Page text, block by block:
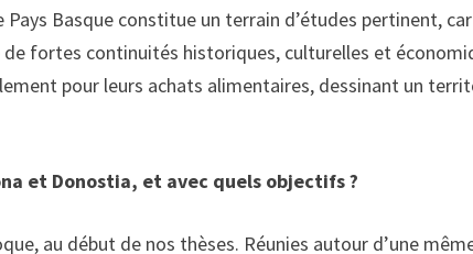
Basque constitue un terrain d’études pertinent,
fortes continuités historiques, culturelles et
pour leurs achats alimentaires, dessinant un
et Donostia, et avec quels objectifs ?
au début de nos thèses. Réunies autour d’une